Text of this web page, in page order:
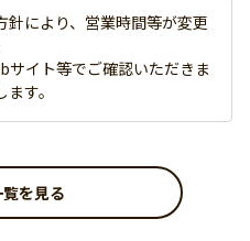
針により、営業時間等が変更
サイト等でご確認いただきま
す。
を見る